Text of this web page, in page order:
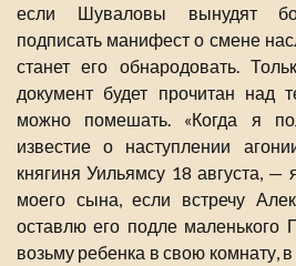
если Шуваловы вынудят
подписать манифест о смене
станет его обнародовать.
документ будет прочитан над
можно помешать. «Когда я
известие о наступлении
княгиня Уильямсу 18 августа,
моего сына, если встречу
оставлю его подле маленького
возьму ребенка в свою комнату,